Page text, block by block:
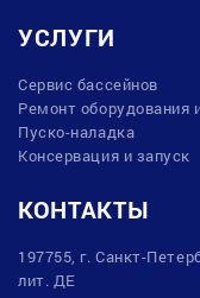
УСЛУГИ
Сервис бассейнов
Ремонт оборудования
Пуско-наладка
Консервация и запуск
КОНТАКТЫ
197755, г. Санкт-
лит. ДЕ